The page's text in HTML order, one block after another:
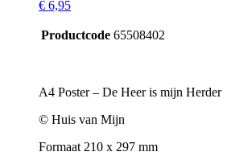
€ 6,95
Productcode 65508402
A4 Poster – De Heer is mijn Herder
© Huis van Mijn
Formaat 210 x 297 mm